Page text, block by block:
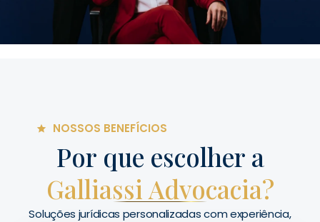
NOSSOS BENEFÍCIOS
Por que escolher a
Galliassi Advocacia?
Soluções jurídicas personalizadas com experiência,